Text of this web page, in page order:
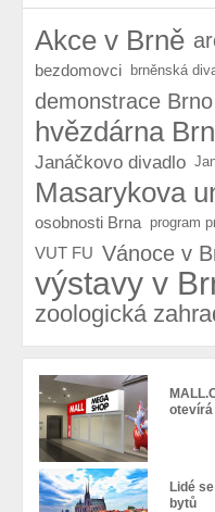
Akce v Brně
bezdomovci brněnská
demonstrace Brno
hvězdárna
Janáčkovo divadlo
Masarykova
osobnosti Brna program
VUT FU Vánoce v
výstavy v
zoologická
otevírá
Lidé
bytů